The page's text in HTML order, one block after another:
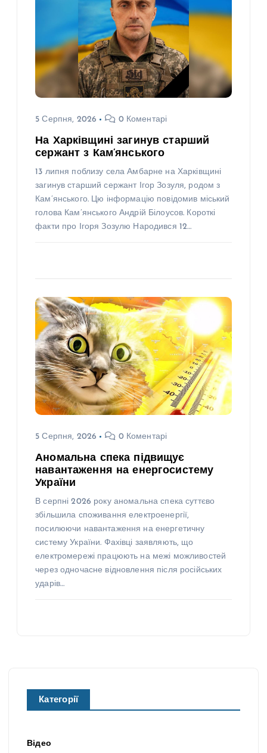
5 Серпня, 2026 0 Коментарі
На Харківщині загинув старший
сержант з Кам’янського
13 липня поблизу села Амбарне на Харківщині
загинув старший сержант Ігор Зозуля, родом з
Кам’янського. Цю інформацію повідомив міський
голова Кам’янського Андрій Білоусов. Короткі
факти про Ігоря Зозулю Народився 12…
5 Серпня, 2026 0 Коментарі
Аномальна спека підвищує
навантаження на енергосистему
України
В серпні 2026 року аномальна спека суттєво
збільшила споживання електроенергії,
посилюючи навантаження на енергетичну
систему України. Фахівці заявляють, що
електромережі працюють на межі можливостей
через одночасне відновлення після російських
ударів…
Категорії
Відео